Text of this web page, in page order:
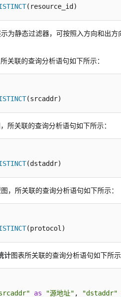
(resource_id)
为静态过滤器，可按照入方向和出
关联的查询分析语句如下所示：
(srcaddr)
所关联的查询分析语句如下所示：
(dstaddr)
，所关联的查询分析语句如下所示：
(protocol)
计图表所关联的查询分析语句如下所示
as "源地址" , "dstaddr"